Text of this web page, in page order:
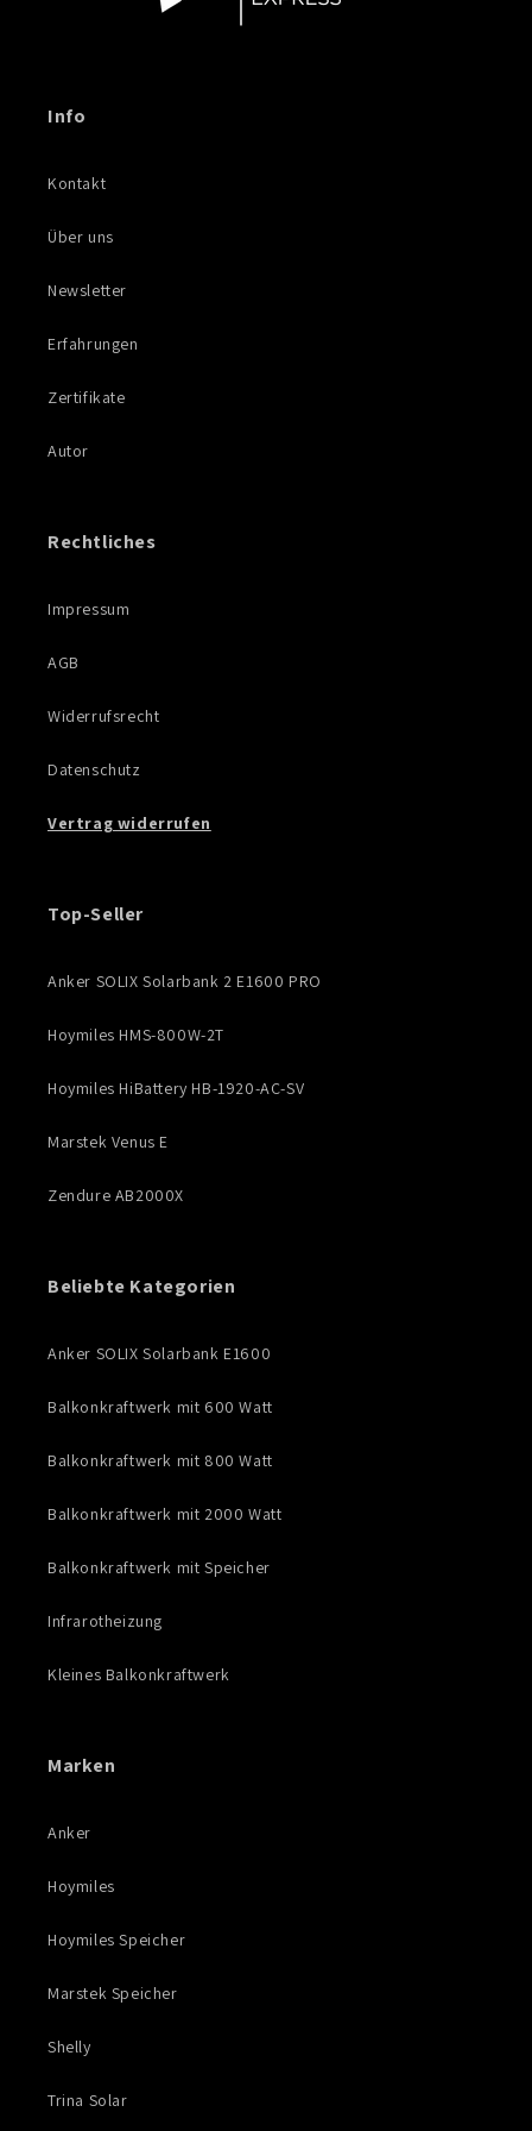
Info
Kontakt
Über uns
Newsletter
Erfahrungen
Zertifikate
Autor
Rechtliches
Impressum
AGB
Widerrufsrecht
Datenschutz
Vertrag widerrufen
Top-Seller
Anker SOLIX Solarbank 2 E1600 PRO
Hoymiles HMS-800W-2T
Hoymiles HiBattery HB-1920-AC-SV
Marstek Venus E
Zendure AB2000X
Beliebte Kategorien
Anker SOLIX Solarbank E1600
Balkonkraftwerk mit 600 Watt
Balkonkraftwerk mit 800 Watt
Balkonkraftwerk mit 2000 Watt
Balkonkraftwerk mit Speicher
Infrarotheizung
Kleines Balkonkraftwerk
Marken
Anker
Hoymiles
Hoymiles Speicher
Marstek Speicher
Shelly
Trina Solar